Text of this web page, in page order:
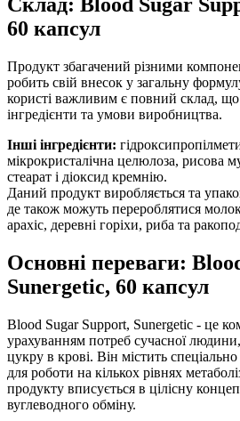
Склад: Blood Sugar
60 капсул
Продукт збагачений різними
робить свій внесок у загальну
користі важливим є повний склад, що
інгредієнти та умови виробництва.
Інші інгредієнти:
мікрокристалічна целюлоза, рисова
стеарат і діоксид кремнію.
Даний продукт виробляється та
де також можуть перероблятися
арахіс, деревні горіхи, риба та
Основні переваги:
Sunergetic, 60 капсул
Blood Sugar Support, Sunergetic - це
урахуванням потреб сучасної
цукру в крові. Він містить
для роботи на кількох рівнях
продукту вписується в цілісну
вуглеводного обміну.